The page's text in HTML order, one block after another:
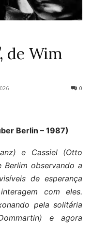
de Wim
0
Berlin – 1987)
e Cassiel (Otto
Berlim observando a
de esperança
com eles.
pela solitária
e agora